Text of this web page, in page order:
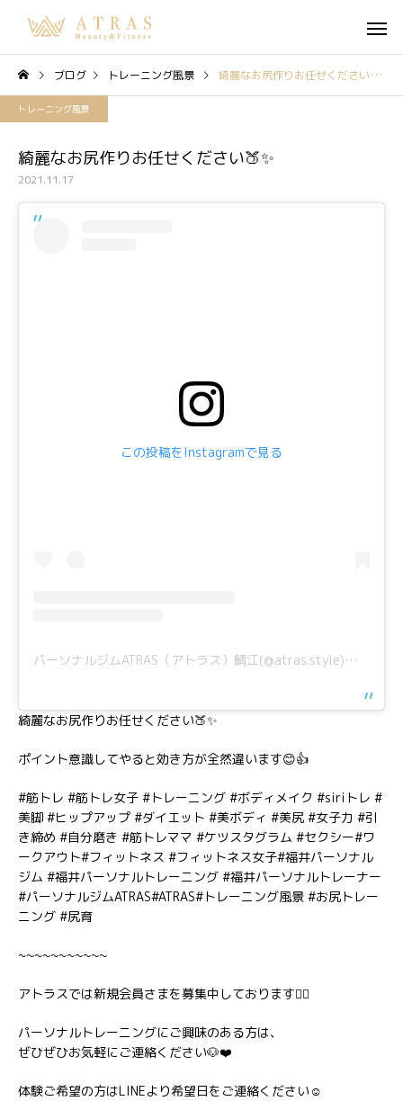
ブログ トレーニング風景 綺麗なお尻作りお任せください🍑✨
トレーニング風景
綺麗なお尻作りお任せください🍑✨
2021.11.17
この投稿をInstagramで見る
パーソナルジムATRAS（アトラス）鯖江(@atras.style)がシェアした投稿
綺麗なお尻作りお任せください🍑✨
ポイント意識してやると効き方が全然違います😊👍
#筋トレ #筋トレ女子 #トレーニング #ボディメイク #siriトレ #
美脚 #ヒップアップ #ダイエット #美ボディ #美尻 #女子力 #引
き締め #自分磨き #筋トレママ #ケツスタグラム #セクシー#ワ
ークアウト#フィットネス #フィットネス女子#福井パーソナル
ジム #福井パーソナルトレーニング #福井パーソナルトレーナー
#パーソナルジムATRAS#ATRAS#トレーニング風景 #お尻トレー
ニング #尻育
~~~~~~~~~~~
アトラスでは新規会員さまを募集中しております🏋️‍♂️
パーソナルトレーニングにご興味のある方は、
ぜひぜひお気軽にご連絡ください🐶❤️
体験ご希望の方はLINEより希望日をご連絡ください☺️